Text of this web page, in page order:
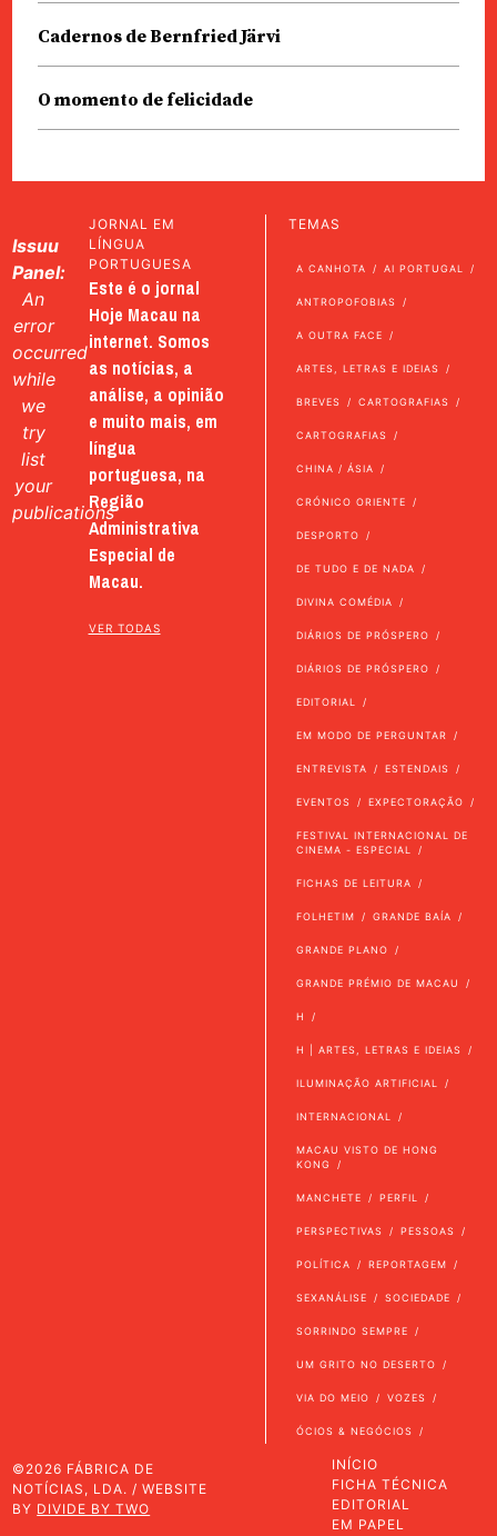
Cadernos de Bernfried Järvi
O momento de felicidade
Issuu
Panel:
An
error
occurred
while
we
try
list
your
publications
JORNAL EM
LÍNGUA
PORTUGUESA
Este é o jornal
Hoje Macau na
internet. Somos
as notícias, a
análise, a opinião
e muito mais, em
língua
portuguesa, na
Região
Administrativa
Especial de
Macau.
VER TODAS
TEMAS
A CANHOTA AI PORTUGAL
ANTROPOFOBIAS
A OUTRA FACE
ARTES, LETRAS E IDEIAS
BREVES CARTOGRAFIAS
CARTOGRAFIAS
CHINA / ÁSIA
CRÓNICO ORIENTE
DESPORTO
DE TUDO E DE NADA
DIVINA COMÉDIA
DIÁRIOS DE PRÓSPERO
DIÁRIOS DE PRÓSPERO
EDITORIAL
EM MODO DE PERGUNTAR
ENTREVISTA ESTENDAIS
EVENTOS EXPECTORAÇÃO
FESTIVAL INTERNACIONAL DE
CINEMA - ESPECIAL
FICHAS DE LEITURA
FOLHETIM GRANDE BAÍA
GRANDE PLANO
GRANDE PRÉMIO DE MACAU
H
H | ARTES, LETRAS E IDEIAS
ILUMINAÇÃO ARTIFICIAL
INTERNACIONAL
MACAU VISTO DE HONG
KONG
MANCHETE PERFIL
PERSPECTIVAS PESSOAS
POLÍTICA REPORTAGEM
SEXANÁLISE SOCIEDADE
SORRINDO SEMPRE
UM GRITO NO DESERTO
VIA DO MEIO VOZES
ÓCIOS & NEGÓCIOS
©2026 FÁBRICA DE
NOTÍCIAS, LDA. / WEBSITE
BY DIVIDE BY TWO
INÍCIO
FICHA TÉCNICA
EDITORIAL
EM PAPEL